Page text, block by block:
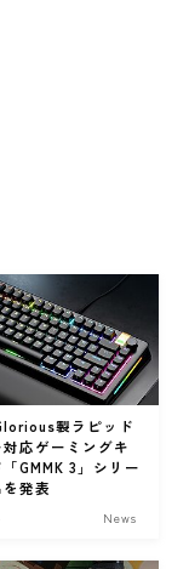
製ラピッド
対応ゲーミングキ
GMMK 3」シリー
発表
News